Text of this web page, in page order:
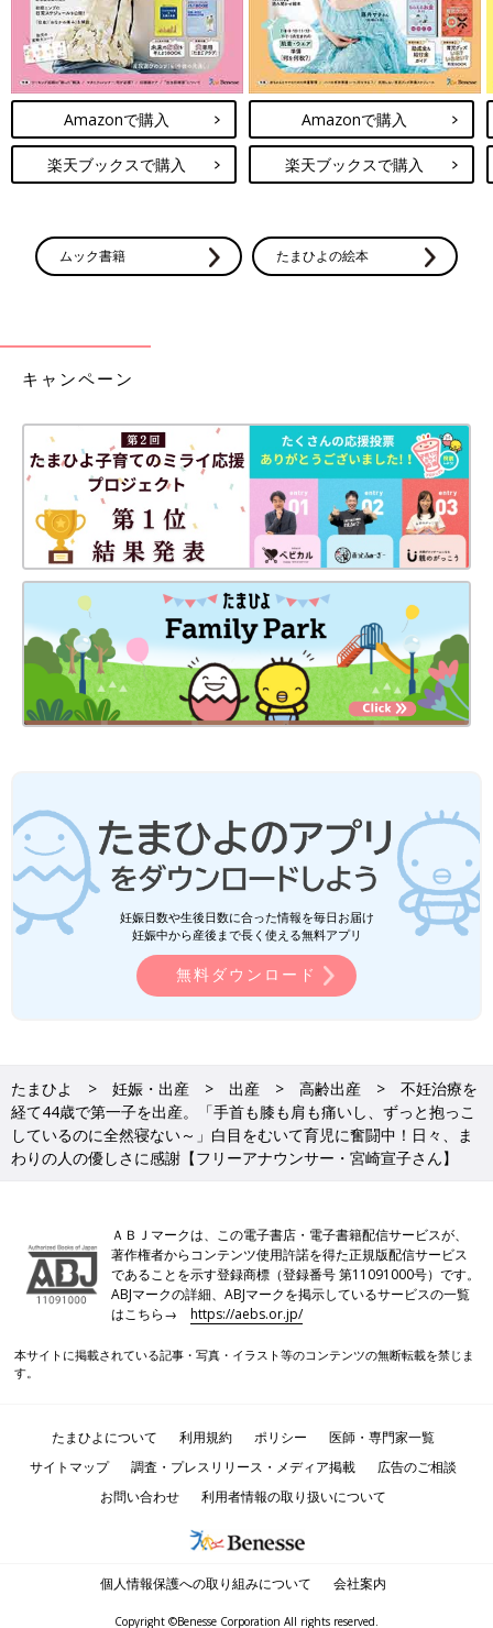
Amazonで購入
楽天ブックスで購入
Amazonで購入
楽天ブックスで購入
ムック書籍 たまひよの絵本
キャンペーン
妊娠日数や生後日数に合った情報を毎日お届け
妊娠中から産後まで長く使える無料アプリ
無料ダウンロード
たまひよ 妊娠・出産 出産 高齢出産
不妊治療を
経て44歳で第一子を出産。「手首も膝も肩も痛いし、ずっと抱っこ
しているのに全然寝ない～」白目をむいて育児に奮闘中！日々、ま
わりの人の優しさに感謝【フリーアナウンサー・宮崎宣子さん】
ＡＢＪマークは、この電子書店・電子書籍配信サービスが、
著作権者からコンテンツ使用許諾を得た正規版配信サービス
であることを示す登録商標（登録番号 第11091000号）です。
ABJマークの詳細、ABJマークを掲示しているサービスの一覧
はこちら→https://aebs.or.jp/
本サイトに掲載されている記事・写真・イラスト等のコンテンツの無断転載を禁じま
す。
たまひよについて 利用規約 ポリシー
医師・専門家一覧
サイトマップ
調査・プレスリリース・メディア掲載
広告のご相談
お問い合わせ
利用者情報の取り扱いについて
個人情報保護への取り組みについて 会社案内
Copyright ©Benesse Corporation All rights reserved.